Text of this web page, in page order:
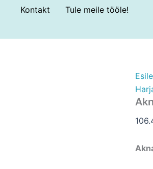
Kontakt Tule meile tööle!